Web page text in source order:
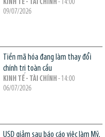
KINH TẾ - TÀI CHÍNH - 14:00
09/07/2026
Tiền mã hóa đang làm thay đổi
chính trị toàn cầu
KINH TẾ - TÀI CHÍNH - 14:00
06/07/2026
USD giảm sau báo cáo việc làm Mỹ,